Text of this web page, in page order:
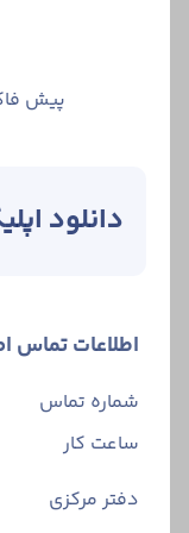
پیش
دانلود
اطلاعات تماس
شماره تماس
ساعت کار
دفتر مرکزی